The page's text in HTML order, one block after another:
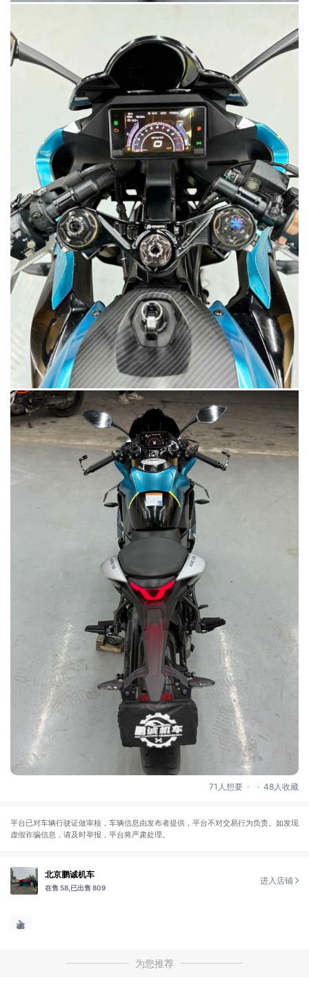
71人想要 . . 48人收藏
平台已对车辆行驶证做审核，车辆信息由发布者提供，平台不对交易行为负责。如发现
虚假诈骗信息，请及时举报，平台将严肃处理。
北京鹏诚机车
在售 58, 已出售 809
进入店铺
为您推荐